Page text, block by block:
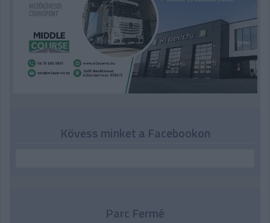
Kövess minket a Facebookon
Parc Fermé